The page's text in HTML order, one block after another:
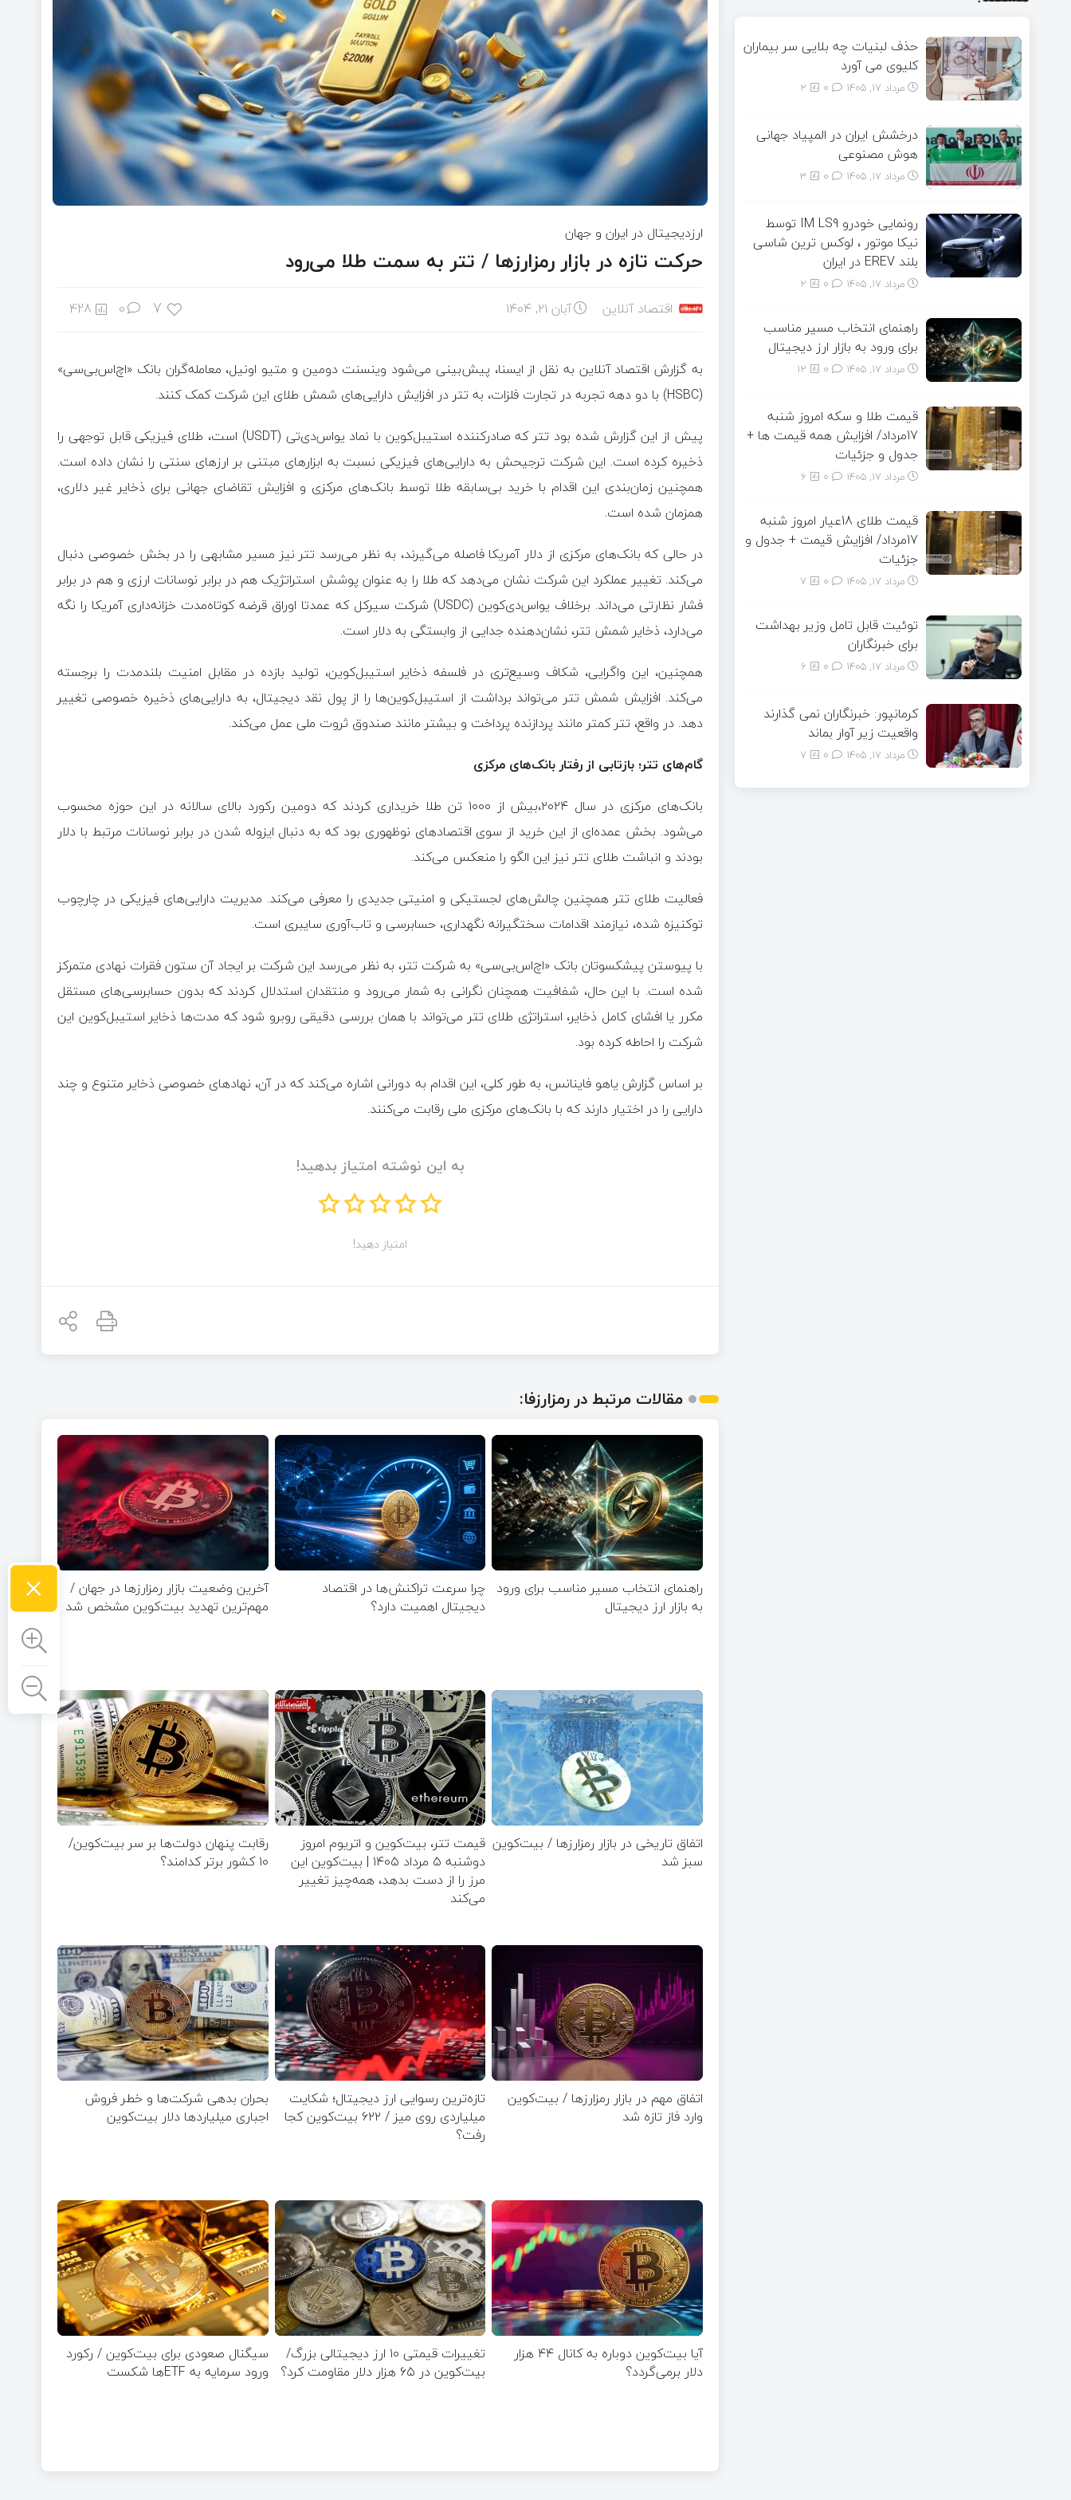
ارزدیجیتال در ایران و جهان
حرکت تازه در بازار رمزارزها / تتر به سمت طلا می‌رود
اقتصاد آنلاین آبان ۲۱, ۱۴۰۴ 7
0
428
به گزارش اقتصاد آنلاین به نقل از ایسنا، پیش‌بینی می‌شود وینسنت دومین و متیو اونیل، معامله‌گران بانک «اچ‌اس‌بی‌سی»
(HSBC) با دو دهه تجربه در تجارت فلزات، به تتر در افزایش دارایی‌های شمش طلای این شرکت کمک کنند.
پیش از این گزارش‌ شده بود تتر که صادرکننده استیبل‌کوین با نماد یواس‌دی‌تی (USDT) است، طلای فیزیکی قابل توجهی را
ذخیره کرده است. این شرکت ترجیحش به دارایی‌های فیزیکی نسبت به ابزارهای مبتنی بر ارزهای سنتی را نشان داده است.
همچنین زمان‌بندی این اقدام با خرید بی‌سابقه‌ طلا توسط بانک‌های مرکزی و افزایش تقاضای جهانی برای ذخایر غیر دلاری،
همزمان شده است.
در حالی که بانک‌های مرکزی از دلار آمریکا فاصله می‌گیرند، به نظر می‌رسد تتر نیز مسیر مشابهی را در بخش خصوصی دنبال
می‌کند. تغییر عملکرد این شرکت نشان می‌دهد که طلا را به عنوان پوشش استراتژیک هم در برابر نوسانات ارزی و هم در برابر
فشار نظارتی می‌داند. برخلاف یواس‌دی‌کوین (USDC) شرکت سیرکل که عمدتا اوراق قرضه کوتاه‌مدت خزانه‌داری آمریکا را نگه
می‌دارد، ذخایر شمش تتر، نشان‌دهنده‌ جدایی از وابستگی به دلار است.
همچنین، این واگرایی، شکاف وسیع‌تری در فلسفه‌ ذخایر استیبل‌کوین، تولید بازده در مقابل امنیت بلندمدت را برجسته
می‌کند. افزایش شمش تتر می‌تواند برداشت از استیبل‌کوین‌ها را از پول نقد دیجیتال، به دارایی‌های ذخیره‌ خصوصی تغییر
دهد. در واقع، تتر کمتر مانند پردازنده‌ پرداخت و بیشتر مانند صندوق ثروت ملی عمل می‌کند.
گام‌های تتر؛ بازتابی از رفتار بانک‌های مرکزی
بانک‌های مرکزی در سال ۲۰۲۴،بیش از ۱۰۰۰ تن طلا خریداری کردند که دومین رکورد بالای سالانه در این حوزه محسوب
می‌شود. بخش عمده‌ای از این خرید از سوی اقتصادهای نوظهوری بود که به دنبال ایزوله شدن در برابر نوسانات مرتبط با دلار
بودند و انباشت طلای تتر نیز این الگو را منعکس می‌کند.
فعالیت طلای تتر همچنین چالش‌های لجستیکی و امنیتی جدیدی را معرفی می‌کند. مدیریت دارایی‌های فیزیکی در چارچوب
توکنیزه شده، نیازمند اقدامات سختگیرانه‌ نگهداری، حسابرسی و تاب‌آوری سایبری است.
با پیوستن پیشکسوتان بانک «اچ‌اس‌بی‌سی» به شرکت تتر، به نظر می‌رسد این شرکت بر ایجاد آن ستون فقرات نهادی متمرکز
شده است. با این حال، شفافیت همچنان نگرانی به شمار می‌رود و منتقدان استدلال کردند که بدون حسابرسی‌های مستقل
مکرر یا افشای کامل ذخایر، استراتژی طلای تتر می‌تواند با همان بررسی دقیقی روبرو شود که مدت‌ها ذخایر استیبل‌کوین این
شرکت را احاطه کرده بود.
بر اساس گزارش یاهو فاینانس، به طور کلی، این اقدام به دورانی اشاره می‌کند که در آن، نهادهای خصوصی ذخایر متنوع و چند
دارایی را در اختیار دارند که با بانک‌های مرکزی ملی رقابت می‌کنند.
به این نوشته امتیاز بدهید!
امتیاز دهید!
مقالات مرتبط در رمزارزفا:
راهنمای انتخاب مسیر مناسب برای ورود
به بازار ارز دیجیتال
چرا سرعت تراکنش‌ها در اقتصاد
دیجیتال اهمیت دارد؟
آخرین وضعیت بازار رمزارزها در جهان /
مهم‌ترین تهدید بیت‌کوین مشخص شد
اتفاق تاریخی در بازار رمزارزها / بیت‌کوین
سبز شد
قیمت تتر، بیت‌کوین و اتریوم امروز
دوشنبه ۵ مرداد ۱۴۰۵ | بیت‌کوین این
مرز را از دست بدهد، همه‌چیز تغییر
می‌کند
رقابت پنهان دولت‌ها بر سر بیت‌کوین/
۱۰ کشور برتر کدامند؟
اتفاق مهم در بازار رمزارزها / بیت‌کوین
وارد فاز تازه شد
تازه‌ترین رسوایی ارز دیجیتال؛ شکایت
میلیاردی روی میز / ۶۲۲ بیت‌کوین کجا
رفت؟
بحران بدهی شرکت‌ها و خطر فروش
اجباری میلیاردها دلار بیت‌کوین
آیا بیت‌کوین دوباره به کانال ۴۴ هزار
دلار برمی‌گردد؟
تغییرات قیمتی ۱۰ ارز دیجیتالی بزرگ/
بیت‌کوین در ۶۵ هزار دلار مقاومت کرد؟
سیگنال صعودی برای بیت‌کوین / رکورد
ورود سرمایه به ETFها شکست
حذف لبنیات چه بلایی سر بیماران
کلیوی می آورد
مرداد ۱۷, ۱۴۰۵ 2
درخشش ایران در المپیاد جهانی
هوش مصنوعی
مرداد ۱۷, ۱۴۰۵ 3
رونمایی خودرو IM LS9 توسط
نیکا موتور ، لوکس ترین شاسی
بلند EREV در ایران
مرداد ۱۷, ۱۴۰۵ 2
راهنمای انتخاب مسیر مناسب
برای ورود به بازار ارز دیجیتال
مرداد ۱۷, ۱۴۰۵ 12
قیمت طلا و سکه امروز شنبه
17مرداد/ افزایش همه قیمت ها +
جدول و جزئیات
مرداد ۱۷, ۱۴۰۵ 6
قیمت طلای 18عیار امروز شنبه
17مرداد/ افزایش قیمت + جدول و
جزئیات
مرداد ۱۷, ۱۴۰۵ 7
توئیت قابل تامل وزیر بهداشت
برای خبرنگاران
مرداد ۱۷, ۱۴۰۵ 6
کرمانپور: خبرنگاران نمی گذارند
واقعیت زیر آوار بماند
مرداد ۱۷, ۱۴۰۵ 7
×